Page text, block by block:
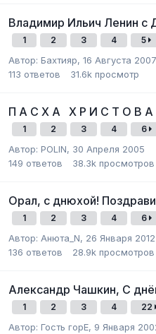
Владимир Ильич Ленин с
1 2 3 4 5
Автор: Бахтияр, 16 Августа 2007
113 ответов 31.6k просмотр
П А С Х А Х Р И С Т О В А
1 2 3 4 6
Автор: POLIN, 30 Апреля 2005
149 ответов 38.3k просмотров
Орал, с днюхой!
1 2 3 4 6
Автор: Анюта_N, 26 Января 2012
136 ответов 28.9k просмотров
Александр Чашкин, С
1 2 3 4 22
Автор: Гость горЕ, 9 Января